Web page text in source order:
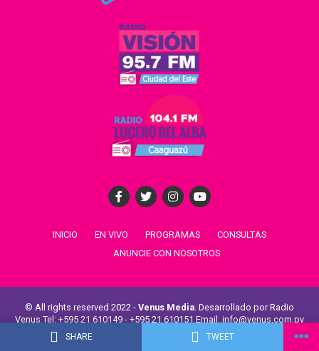
SHARE TWEET
INICIO EN VIVO PROGRAMAS
CONSULTAS
ANUNCIE CON NOSOTROS
© All rights reserved 2022 - Venus Media. Desarrollado por Radio
Venus Tel: +595 21 610149 - +595 21 610151 Email: info@venus.com.py
Venus Comunicaciones -
Radio La Unión-Radio Aspen